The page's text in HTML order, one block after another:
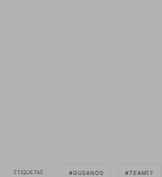
ETIQUETAS GUSANOS TEAM17